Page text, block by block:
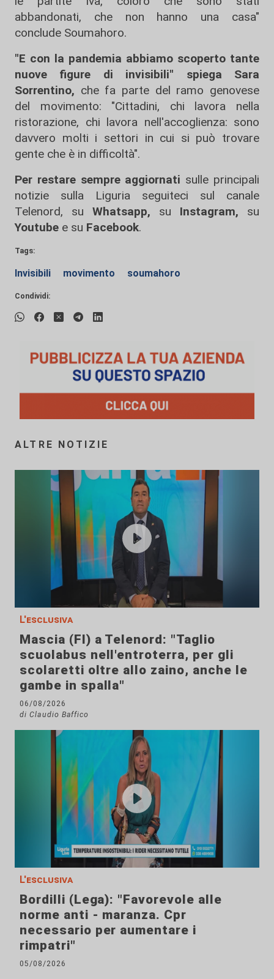
abbandonati, che non hanno una casa"
conclude Soumahoro.
"E con la pandemia abbiamo scoperto tante
nuove figure di invisibili" spiega Sara
Sorrentino, che fa parte del ramo genovese
del movimento: "Cittadini, chi lavora nella
ristorazione, chi lavora nell'accoglienza: sono
davvero molti i settori in cui si può trovare
gente che è in difficoltà".
Per restare sempre aggiornati sulle principali
notizie sulla Liguria seguiteci sul canale
Telenord, su
Whatsapp, su Instagram, su
Youtube e su Facebook.
Tags:
Invisibili movimento soumahoro
Condividi:
ALTRE NOTIZIE
L'esclusiva
Mascia (FI) a Telenord: "Taglio
scuolabus nell'entroterra, per gli
scolaretti oltre allo zaino, anche le
gambe in spalla"
06/08/2026
di Claudio Baffico
L'esclusiva
Bordilli (Lega): "Favorevole alle
norme anti - maranza. Cpr
necessario per aumentare i
rimpatri"
05/08/2026